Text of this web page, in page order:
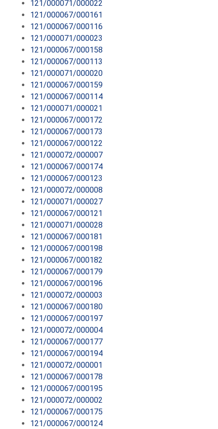
121/000071/000022
121/000067/000161
121/000067/000116
121/000071/000023
121/000067/000158
121/000067/000113
121/000071/000020
121/000067/000159
121/000067/000114
121/000071/000021
121/000067/000172
121/000067/000173
121/000067/000122
121/000072/000007
121/000067/000174
121/000067/000123
121/000072/000008
121/000071/000027
121/000067/000121
121/000071/000028
121/000067/000181
121/000067/000198
121/000067/000182
121/000067/000179
121/000067/000196
121/000072/000003
121/000067/000180
121/000067/000197
121/000072/000004
121/000067/000177
121/000067/000194
121/000072/000001
121/000067/000178
121/000067/000195
121/000072/000002
121/000067/000175
121/000067/000124